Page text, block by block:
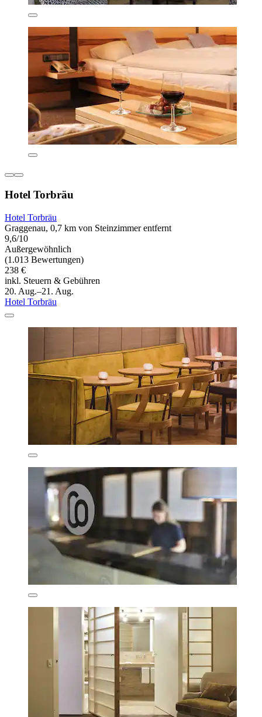
Hotel Torbräu
Hotel Torbräu
Graggenau, 0,7 km von Steinzimmer entfernt
9,6/10
Außergewöhnlich
(1.013 Bewertungen)
238 €
inkl. Steuern & Gebühren
20. Aug.–21. Aug.
Hotel Torbräu